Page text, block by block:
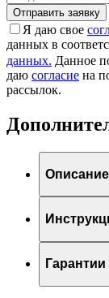
Я даю свое
данных в
данных. Данное
даю согласие на
рассылок.
Описание